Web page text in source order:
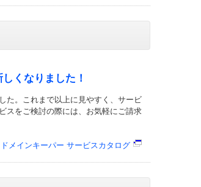
くなりました！
た。これまで以上に見やすく、サービ
スをご検討の際には、お気軽にご請求
ドメインキーパー サービスカタログ